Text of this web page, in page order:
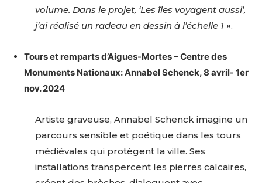
volume. Dans le projet, ‘Les îles voyagent aussi’,
j’ai réalisé un radeau en dessin à l’échelle 1 ».
Tours et remparts d’Aigues-Mortes – Centre des
Monuments Nationaux: Annabel Schenck, 8 avril- 1er
nov. 2024
Artiste graveuse, Annabel Schenck imagine un
parcours sensible et poétique dans les tours
médiévales qui protègent la ville. Ses
installations transpercent les pierres calcaires,